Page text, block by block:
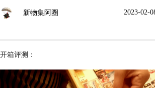
新物集阿圈 2023-02-
开箱评测：